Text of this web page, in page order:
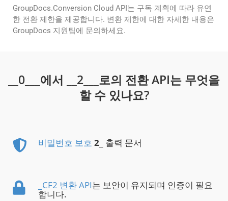
GroupDocs.Conversion Cloud API는 구독 계획에 따라 유연
한 전환 제한을 제공합니다. 변환 제한에 대한 자세한 내용은
GroupDocs 지원팀에 문의하세요.
__0___에서 __2___로의 전환 API는 무엇을
할 수 있나요?
비밀번호 보호 2 _ 출력 문서
_CF2 변환 API는 보안이 유지되며 인증이 필요
합니다.